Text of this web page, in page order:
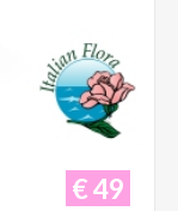
€ 49